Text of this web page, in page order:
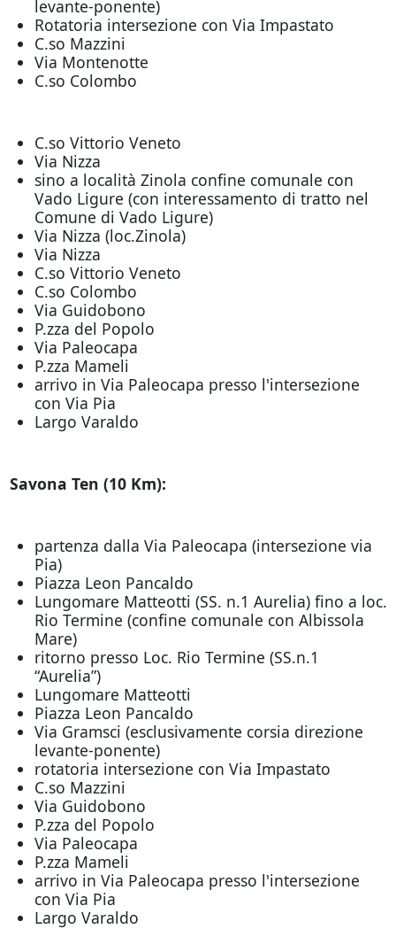
levante-ponente)
Rotatoria intersezione con Via Impastato
C.so Mazzini
Via Montenotte
C.so Colombo
C.so Vittorio Veneto
Via Nizza
sino a località Zinola confine comunale con
Vado Ligure (con interessamento di tratto nel
Comune di Vado Ligure)
Via Nizza (loc.Zinola)
Via Nizza
C.so Vittorio Veneto
C.so Colombo
Via Guidobono
P.zza del Popolo
Via Paleocapa
P.zza Mameli
arrivo in Via Paleocapa presso l'intersezione
con Via Pia
Largo Varaldo
Savona Ten (10 Km):
partenza dalla Via Paleocapa (intersezione via
Pia)
Piazza Leon Pancaldo
Lungomare Matteotti (SS. n.1 Aurelia) fino a loc.
Rio Termine (confine comunale con Albissola
Mare)
ritorno presso Loc. Rio Termine (SS.n.1
“Aurelia”)
Lungomare Matteotti
Piazza Leon Pancaldo
Via Gramsci (esclusivamente corsia direzione
levante-ponente)
rotatoria intersezione con Via Impastato
C.so Mazzini
Via Guidobono
P.zza del Popolo
Via Paleocapa
P.zza Mameli
arrivo in Via Paleocapa presso l'intersezione
con Via Pia
Largo Varaldo